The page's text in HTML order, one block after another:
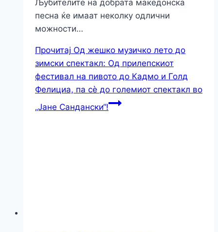
Љубителите на добрата македонска
песна ќе имаат неколку одлични
можности…
Прочитај Од жешко музичко лето до
зимски спектакл: Од прилепскиот
фестивал на пивото до Кадмо и Голд
Фелициа, па сè до големиот спектакл во
„Јане Сандански“!